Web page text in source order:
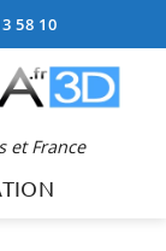
58 10
et France